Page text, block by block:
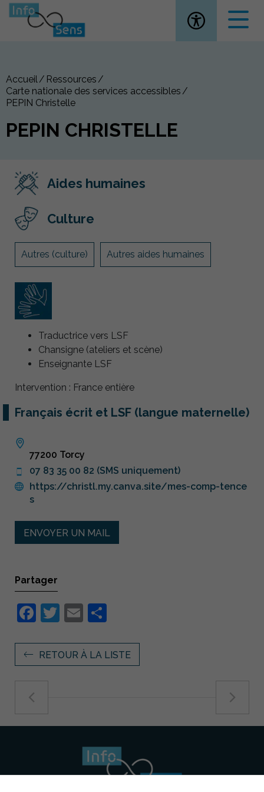
Ouvrir la
Accueil
Ressources
Carte nationale des services accessibles
PEPIN Christelle
PEPIN CHRISTELLE
Aides humaines
Culture
Autres (culture) Autres aides humaines
Traductrice vers LSF
Chansigne (ateliers et scène)
Enseignante LSF
Intervention : France entière
Français écrit et LSF (langue maternelle)
77200 Torcy
07 83 35 00 82 (SMS uniquement)
https://christl.my.canva.site/mes-comp-tence
s
ENVOYER UN MAIL
Partager
Facebook
Twitter
Email
RETOUR À LA LISTE